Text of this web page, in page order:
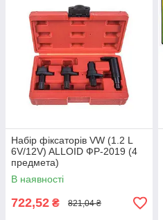
Набір фіксаторів VW (1.2 L
6V/12V) ALLOID ФР-2019 (4
предмета)
В наявності
722,52 ₴ 821,04 ₴